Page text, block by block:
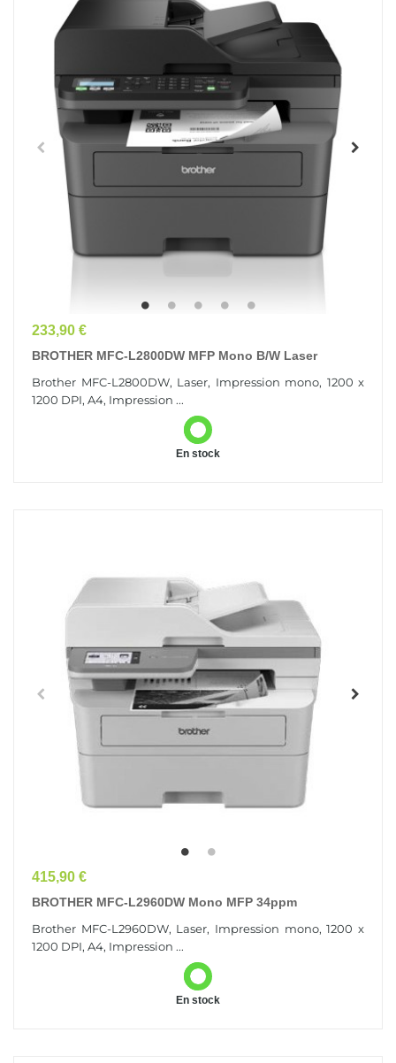
Prix
233,90 €
BROTHER MFC-L2800DW MFP Mono B/W Laser
Brother MFC-L2800DW, Laser, Impression mono, 1200 x
1200 DPI, A4, Impression ...
En stock
Prix
415,90 €
BROTHER MFC-L2960DW Mono MFP 34ppm
Brother MFC-L2960DW, Laser, Impression mono, 1200 x
1200 DPI, A4, Impression ...
En stock